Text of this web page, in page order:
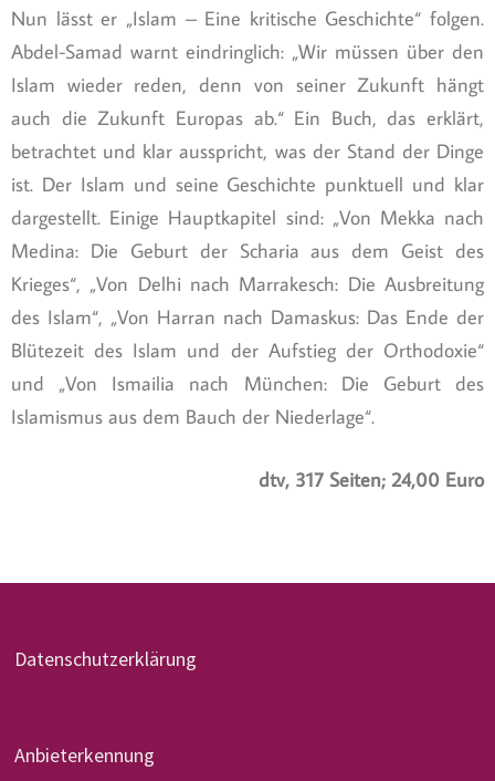
Nun lässt er „Islam – Eine kritische Geschichte“ folgen.
Abdel-Samad warnt eindringlich: „Wir müssen über den
Islam wieder reden, denn von seiner Zukunft hängt
auch die Zukunft Europas ab.“ Ein Buch, das erklärt,
betrachtet und klar ausspricht, was der Stand der Dinge
ist. Der Islam und seine Geschichte punktuell und klar
dargestellt. Einige Hauptkapitel sind: „Von Mekka nach
Medina: Die Geburt der Scharia aus dem Geist des
Krieges“, „Von Delhi nach Marrakesch: Die Ausbreitung
des Islam“, „Von Harran nach Damaskus: Das Ende der
Blütezeit des Islam und der Aufstieg der Orthodoxie“
und „Von Ismailia nach München: Die Geburt des
Islamismus aus dem Bauch der Niederlage“.
dtv, 317 Seiten; 24,00 Euro
Datenschutzerklärung
Anbieterkennung